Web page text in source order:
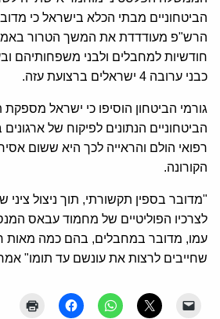
הביטחוניים מבתי הכלא בישראל כי
הרש"פ מעודדדת את המשך הטרור
חודשיות למחבלים ולבני משפחותיהם
כבני ערובה 4 ישראלים ברצועת עזה.
גורמי הביטחון הוסיפו כי ישראל
הביטחוניים הנתונים לפיקוח של ארגונים
רפואי הולם והראייה לכך היא ששום
הקורונה.
"מדובר בספין תקשורתי, תוך ניצול ציני
לצרכיו הפוליטיים של מחמוד עבאס
עמו, מדובר במחבלים, בהם כמה מאות
שחייבים לרצות את עונשם עד תומו" אמר